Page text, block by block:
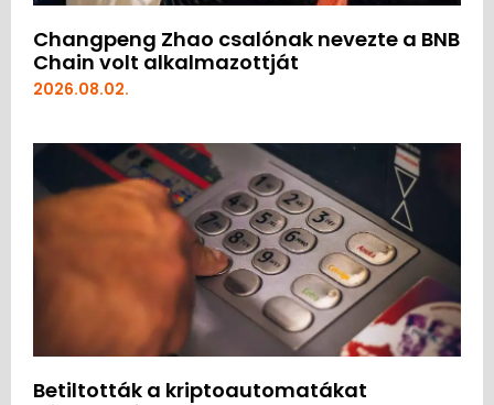
Changpeng Zhao csalónak nevezte a BNB
Chain volt alkalmazottját
2026.08.02.
Betiltották a kriptoautomatákat